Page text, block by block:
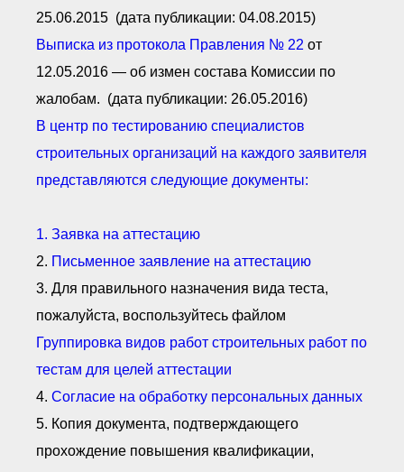
Повышение квалификации,
переподготовка
25.06.2015 (дата публикации: 04.08.2015)
Выписка из протокола Правления № 22 от
12.05.2016 — об измен состава Комиссии по
жалобам. (дата публикации: 26.05.2016)
В центр по тестированию специалистов
строительных организаций на каждого заявителя
представляются следующие документы:
1. Заявка на аттестацию
2. Письменное заявление на аттестацию
3. Для правильного назначения вида теста,
пожалуйста, воспользуйтесь файлом
Группировка видов работ строительных работ по
тестам для целей аттестации
4. Согласие на обработку персональных данных
5. Копия документа, подтверждающего
прохождение повышения квалификации,